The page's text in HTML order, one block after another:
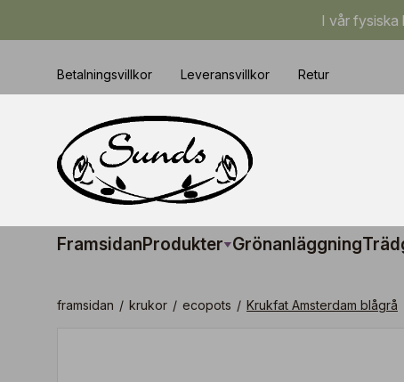
I vår fysiska
Betalningsvillkor Leveransvillkor Retur
FramsidanProdukter Grönanläggning
framsidan / krukor / ecopots / Krukfat Amsterdam blågrå